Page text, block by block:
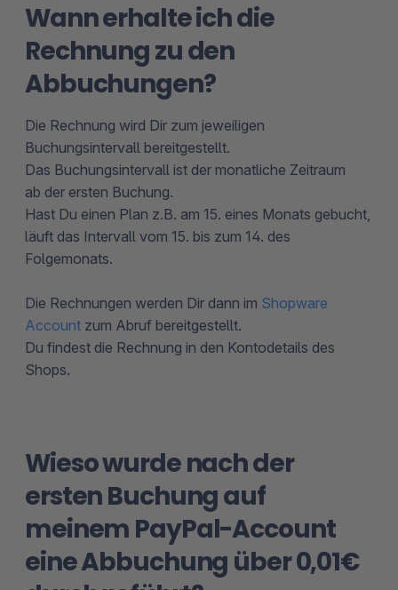
Wann erhalte ich die
Rechnung zu den
Abbuchungen?
Die Rechnung wird Dir zum jeweiligen
Buchungsintervall bereitgestellt.
Das Buchungsintervall ist der monatliche Zeitraum
ab der ersten Buchung.
Hast Du einen Plan z.B. am 15. eines Monats gebucht,
läuft das Intervall vom 15. bis zum 14. des
Folgemonats.
Die Rechnungen werden Dir dann im Shopware
Account zum Abruf bereitgestellt.
Du findest die Rechnung in den Kontodetails des
Shops.
Wieso wurde nach der
ersten Buchung auf
meinem PayPal-Account
eine Abbuchung über 0,01€